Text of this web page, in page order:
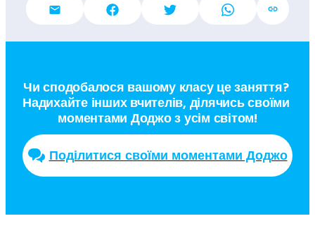
Чи сподобалося вашому класу це заняття?
Надихайте інших вчителів, ділячись своїми
моментами Доджо з усім світом!
Поділитися своїми моментами Доджо